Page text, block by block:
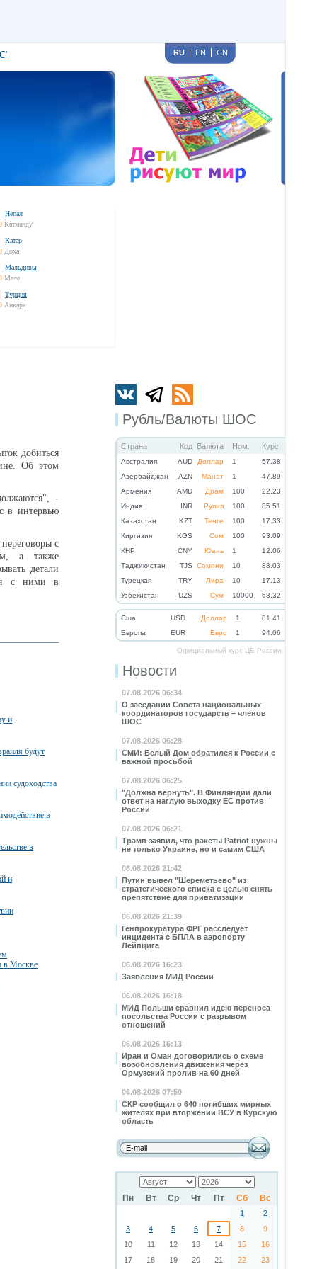
RU EN CN
Непал
Катманду
Катар
Доха
Мальдивы
Мале
Турция
Анкара
Рубль/Валюты ШОС
Страна Код Валюта Ном. Курс
Австралия AUD Доллар 1
57.38
Азербайджан
AZN Манат 1
47.89
Армения
AMD Драм 100
22.23
Индия
INR Рупия 100
85.51
Казахстан
KZT Тенге 100
17.33
Киргизия
KGS Сом 100
93.09
КНР
CNY Юань 1
12.06
Таджикистан
TJS Сомони 10
88.03
Турецкая
TRY Лира 10
17.13
Узбекистан
UZS Сум 10000 68.32
Cша USD Доллар 1
81.41
Eвропа
EUR Евро 1 94.06
Официальный курс ЦБ России
Новости
07.08.2026 06:34
О заседании Совета национальных
координаторов государств – членов
ШОС
07.08.2026 06:28
СМИ: Белый Дом обратился к России с
важной просьбой
07.08.2026 06:25
"Должна вернуть". В Финляндии дали
ответ на наглую выходку ЕС против
России
07.08.2026 06:21
Трамп заявил, что ракеты Patriot нужны
не только Украине, но и самим США
06.08.2026 21:42
Путин вывел "Шереметьево" из
стратегического списка с целью снять
препятствие для приватизации
06.08.2026 21:39
Генпрокуратура ФРГ расследует
инцидента с БПЛА в аэропорту
Лейпцига
06.08.2026 16:23
Заявления МИД России
06.08.2026 16:18
МИД Польши сравнил идею переноса
посольства России с разрывом
отношений
06.08.2026 16:13
Иран и Оман договорились о схеме
возобновления движения через
Ормузский пролив на 60 дней
06.08.2026 07:50
СКР сообщил о 640 погибших мирных
жителях при вторжении ВСУ в Курскую
область
Пн Вт Ср Чт Пт Сб Вс
1
2
3
4 5 6 7 8
9
10
11 12 13 14 15
16
17
18 19 20 21 22
23
добиться
Об этом
-
в интервью
с
а также
детали
с ними в
и
будут
судоходства
в
в
и
в Москве